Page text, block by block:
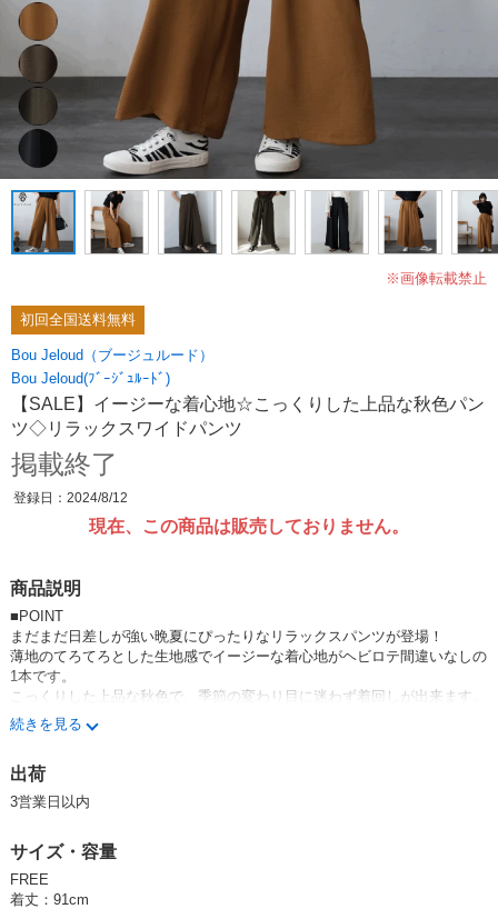
※画像転載禁止
初回全国送料無料
Bou Jeloud（ブージュルード）
Bou Jeloud(ﾌﾞｰｼﾞｭﾙｰﾄﾞ)
【SALE】イージーな着心地☆こっくりした上品な秋色パン
ツ◇リラックスワイドパンツ
掲載終了
登録日：2024/8/12
現在、この商品は販売しておりません。
商品説明
■POINT
まだまだ日差しが強い晩夏にぴったりなリラックスパンツが登場！
薄地のてろてろとした生地感でイージーな着心地がヘビロテ間違いなしの
1本です。
こっくりした上品な秋色で、季節の変わり目に迷わず着回しが出来ます。
両サイドには便利なポケット付きです。
さらっと落ち感の良いポリエステル混生地。
レーヨンも配合されているので、ひんやりとした肌触りです。
透け感：なし
裏地：なし
…………………
続きを見る
出荷
3営業日以内
サイズ・容量
FREE
着丈：91cm